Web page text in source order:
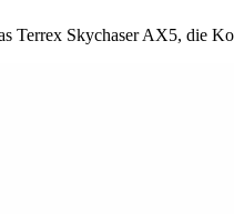
Terrex Skychaser AX5, die